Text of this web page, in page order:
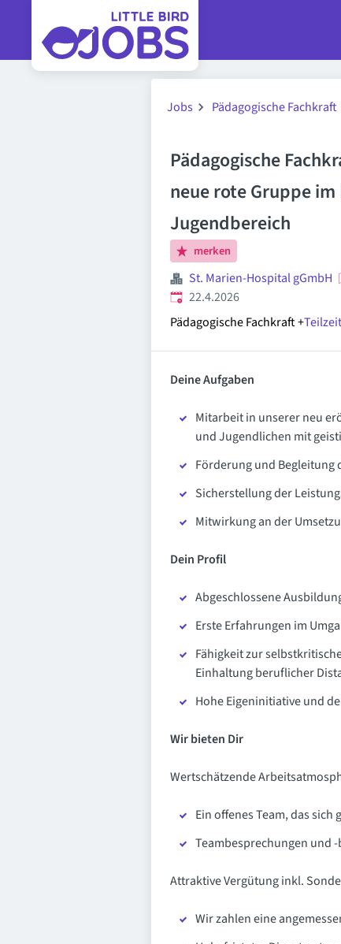
Jobs Pädagogische Fachkraft
Pädagogische
neue rote Gruppe
Jugendbereich
merken
St. Marien-Hospital gGmbH
Veröffentlicht
22.4.2026
Pädagogische Fachkraft+Teilzeit
Deine Aufgaben
Mitarbeit in unserer neu
und Jugendlichen mit
Förderung und Begleitung
Sicherstellung der
Mitwirkung an der
Dein Profil
Abgeschlossene
Erste Erfahrungen im
Fähigkeit zur
Einhaltung beruflicher
Hohe Eigeninitiative und
Wir bieten Dir
Wertschätzende
Ein offenes Team, das
Teambesprechungen und
Attraktive Vergütung inkl.
Wir zahlen eine